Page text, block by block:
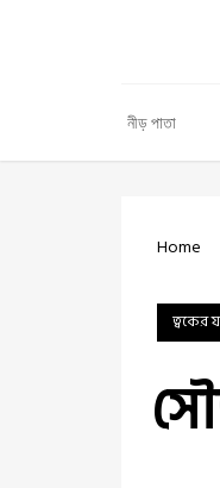
নীড় পাতা
Home
ত্বকের